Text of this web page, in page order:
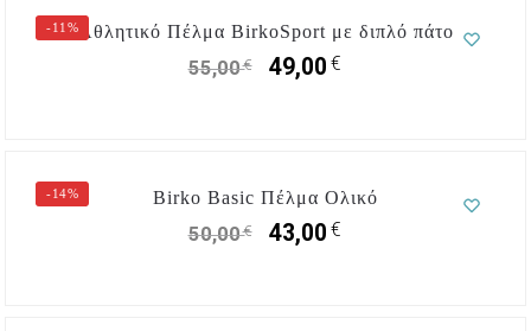
-11%Αθλητικό Πέλμα BirkoSport με διπλό πάτο
55,00€ 49,00€
-14% Birko Basic Πέλμα Ολικό
50,00€ 43,00€